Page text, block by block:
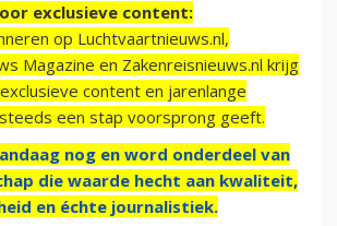
exclusieve content:
op Luchtvaartnieuws.nl,
Magazine en Zakenreisnieuws.nl krijg
content en jarenlange
een stap voorsprong geeft.
nog en word onderdeel van
die waarde hecht aan kwaliteit,
en échte journalistiek.